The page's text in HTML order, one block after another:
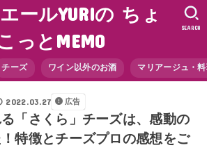
ールYURIの ちょ
っとMEMO
チーズ ワイン以外のお酒 マリアージュ・
SEARCH
2022.03.27 広告
「さくら」チーズは、感動の
特徴とチーズプロの感想をご